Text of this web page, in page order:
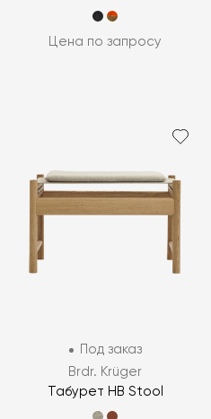
Цена по запросу
Под заказ
Brdr. Krüger
Табурет HB Stool